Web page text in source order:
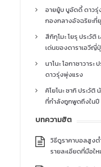
อายยู้บ บูอัดดี้ ดาวรุ่
กองกลางอัจฉริยะที่
สึกิกุโมะ โยรุ ประวัติ
เด่นของดาราเอวีญี่
นาโนะ โอกาซาวาร
ดาวรุ่งพุ่งแรง
คิโยโนะ ซากิ ประวั
ที่กำลังถูกพูดถึงในปี
บทความฮิต
วิธีดูราคาบอลสูงต่
รายละเอียดที่มือใ